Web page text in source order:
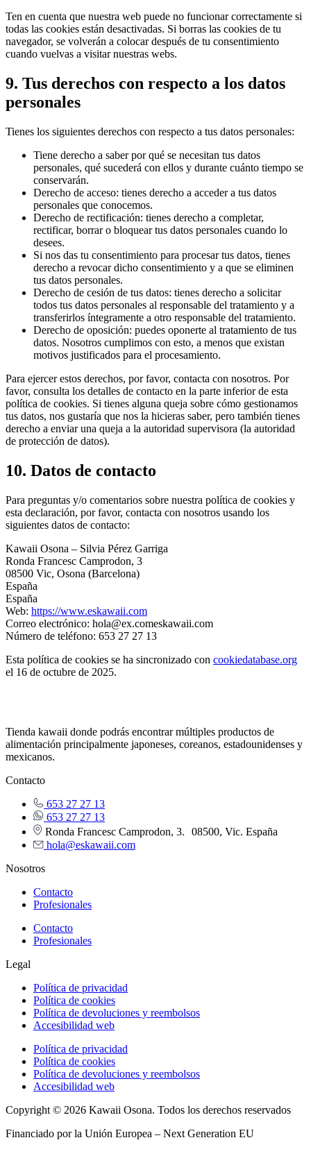
Ten en cuenta que nuestra web puede no funcionar correctamente si
todas las cookies están desactivadas. Si borras las cookies de tu
navegador, se volverán a colocar después de tu consentimiento
cuando vuelvas a visitar nuestras webs.
9. Tus derechos con respecto a los datos
personales
Tienes los siguientes derechos con respecto a tus datos personales:
Tiene derecho a saber por qué se necesitan tus datos
personales, qué sucederá con ellos y durante cuánto tiempo se
conservarán.
Derecho de acceso: tienes derecho a acceder a tus datos
personales que conocemos.
Derecho de rectificación: tienes derecho a completar,
rectificar, borrar o bloquear tus datos personales cuando lo
desees.
Si nos das tu consentimiento para procesar tus datos, tienes
derecho a revocar dicho consentimiento y a que se eliminen
tus datos personales.
Derecho de cesión de tus datos: tienes derecho a solicitar
todos tus datos personales al responsable del tratamiento y a
transferirlos íntegramente a otro responsable del tratamiento.
Derecho de oposición: puedes oponerte al tratamiento de tus
datos. Nosotros cumplimos con esto, a menos que existan
motivos justificados para el procesamiento.
Para ejercer estos derechos, por favor, contacta con nosotros. Por
favor, consulta los detalles de contacto en la parte inferior de esta
política de cookies. Si tienes alguna queja sobre cómo gestionamos
tus datos, nos gustaría que nos la hicieras saber, pero también tienes
derecho a enviar una queja a la autoridad supervisora (la autoridad
de protección de datos).
10. Datos de contacto
Para preguntas y/o comentarios sobre nuestra política de cookies y
esta declaración, por favor, contacta con nosotros usando los
siguientes datos de contacto:
Kawaii Osona – Silvia Pérez Garriga
Ronda Francesc Camprodon, 3
08500 Vic, Osona (Barcelona)
España
España
Web: https://www.eskawaii.com
Correo electrónico: hola@ex.comeskawaii.com
Número de teléfono: 653 27 27 13
Esta política de cookies se ha sincronizado con cookiedatabase.org
el 16 de octubre de 2025.
Tienda kawaii donde podrás encontrar múltiples productos de
alimentación principalmente japoneses, coreanos, estadounidenses y
mexicanos.
Contacto
653 27 27 13
653 27 27 13
Ronda Francesc Camprodon, 3. 08500, Vic. España
hola@eskawaii.com
Nosotros
Contacto
Profesionales
Contacto
Profesionales
Legal
Política de privacidad
Política de cookies
Política de devoluciones y reembolsos
Accesibilidad web
Política de privacidad
Política de cookies
Política de devoluciones y reembolsos
Accesibilidad web
Copyright © 2026 Kawaii Osona. Todos los derechos reservados
Financiado por la Unión Europea – Next Generation EU